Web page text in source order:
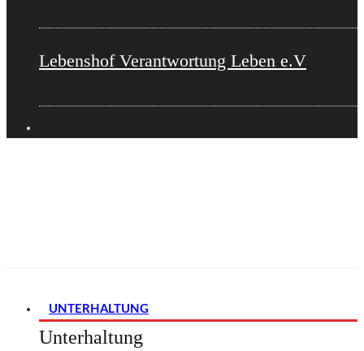
Lebenshof Verantwortung Leben e.V
UNTERHALTUNG
Unterhaltung